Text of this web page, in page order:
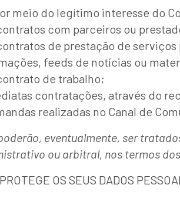
meio do legítimo interesse do
com parceiros ou
de prestação de
feeds de notícias ou
de trabalho;
contratações, através do
realizadas no Canal de
eventualmente, ser
ou arbitral, nos termos dos
OS SEUS DADOS